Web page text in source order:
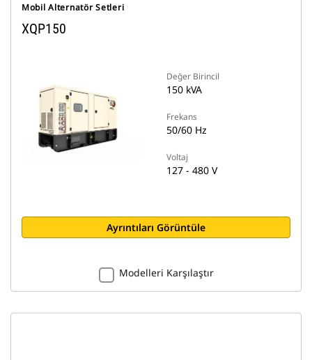
Mobil Alternatör Setleri
XQP150
Değer Birincil
150 kVA
Frekans
50/60 Hz
Voltaj
127 - 480 V
Ayrıntıları Görüntüle
Modelleri Karşılaştır